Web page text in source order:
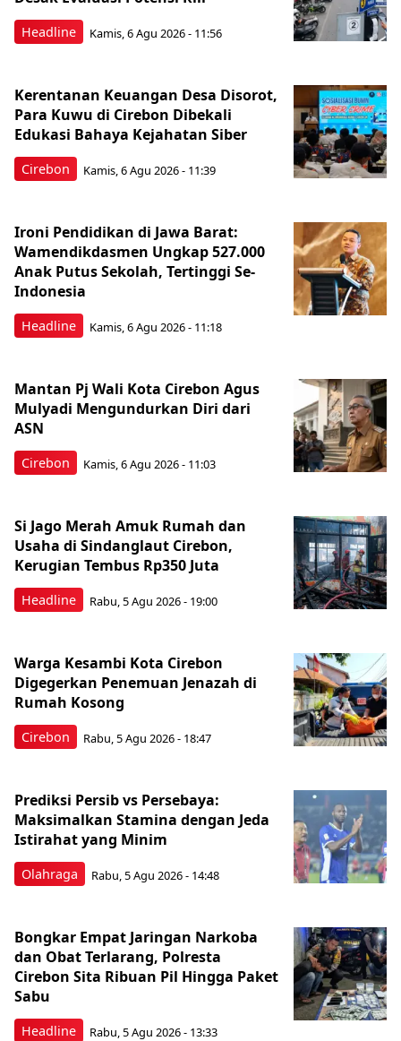
Headline Kamis, 6 Agu 2026 - 11:56
Cirebon
Kerentanan Keuangan Desa Disorot,
Para Kuwu di Cirebon Dibekali
Edukasi Bahaya Kejahatan Siber
Kamis, 6 Agu 2026 - 11:39
Headline
Ironi Pendidikan di Jawa Barat:
Wamendikdasmen Ungkap 527.000
Anak Putus Sekolah, Tertinggi Se-
Indonesia
Kamis, 6 Agu 2026 - 11:18
Cirebon
Mantan Pj Wali Kota Cirebon Agus
Mulyadi Mengundurkan Diri dari
ASN
Kamis, 6 Agu 2026 - 11:03
Headline
Si Jago Merah Amuk Rumah dan
Usaha di Sindanglaut Cirebon,
Kerugian Tembus Rp350 Juta
Rabu, 5 Agu 2026 - 19:00
Cirebon
Warga Kesambi Kota Cirebon
Digegerkan Penemuan Jenazah di
Rumah Kosong
Rabu, 5 Agu 2026 - 18:47
Olahraga
Prediksi Persib vs Persebaya:
Maksimalkan Stamina dengan Jeda
Istirahat yang Minim
Rabu, 5 Agu 2026 - 14:48
Headline
Bongkar Empat Jaringan Narkoba
dan Obat Terlarang, Polresta
Cirebon Sita Ribuan Pil Hingga Paket
Sabu
Rabu, 5 Agu 2026 - 13:33